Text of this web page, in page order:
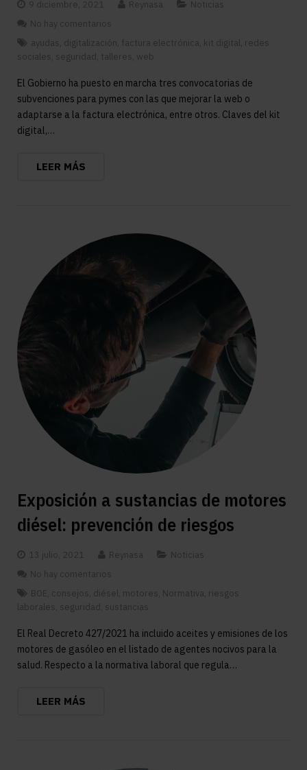
9 diciembre, 2021 Reynasa
Noticias
No hay comentarios
ayudas
digitalización factura electrónica kit digital redes
sociales
seguridad talleres web
El Gobierno ha puesto en marcha tres convocatorias de
subvenciones para pymes con las que mejorar la web o
adaptarse a la factura electrónica, entre otros. Claves del kit
digital,…
LEER MÁS
Exposición a sustancias de motores
diésel: prevención de riesgos
13 julio, 2021 Reynasa
Noticias
No hay comentarios
BOE consejos diésel motores Normativa riesgos
laborales
seguridad sustancias
El Real Decreto 427/2021 ha incluido aceites y emisiones de los
motores de gasóleo en el listado de agentes nocivos para la
salud. Respecto a la normativa laboral que regula…
LEER MÁS